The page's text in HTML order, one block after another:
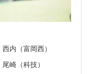
（富岡西）
科技）